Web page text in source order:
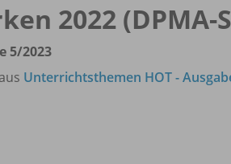
2022
5/2023
Unterrichtsthemen HOT -